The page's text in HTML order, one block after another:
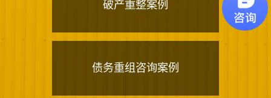
破产重整案例
债务重组咨询案例